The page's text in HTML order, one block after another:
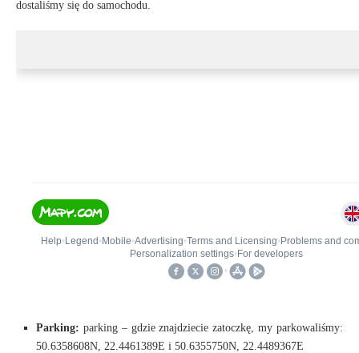
dostaliśmy się do samochodu.
Parking: parking – gdzie znajdziecie zatoczkę, my parkowaliśmy:
50.6358608N, 22.4461389E i 50.6355750N, 22.4489367E